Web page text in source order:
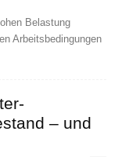
Belastung
Arbeitsbedingungen
– und